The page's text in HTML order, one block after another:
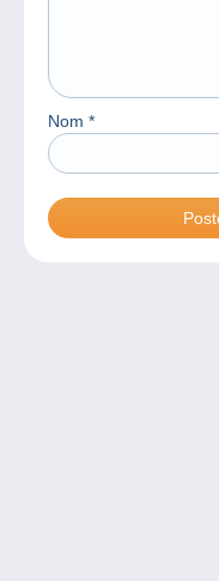
Nom *